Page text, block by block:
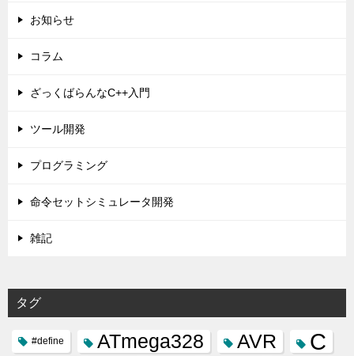
お知らせ
コラム
ざっくばらんなC++入門
ツール開発
プログラミング
命令セットシミュレータ開発
雑記
タグ
#define ATmega328 AVR C